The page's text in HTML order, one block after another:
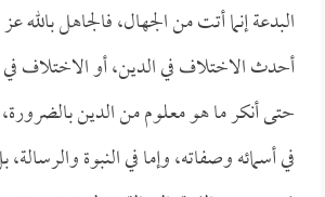
البدعة إنما أتت من الجهال، فالجاهل
أحدث الاختلاف في الدين، أو الاختلاف في
حتى أنكر ما هو معلوم من الدين بالضرورة،
في أسمائه وصفاته، وإما في النبوة